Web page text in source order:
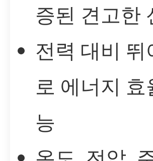
증된 견고한
전력 대비
로 에너지
능